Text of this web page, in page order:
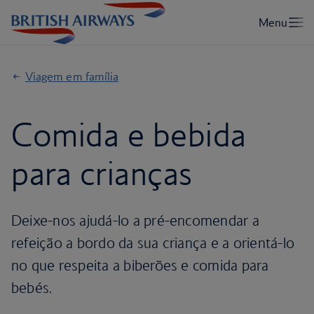
Viagem em família
Comida e bebida
para crianças
Deixe-nos ajudá-lo a pré-encomendar a
refeição a bordo da sua criança e a orientá-lo
no que respeita a biberões e comida para
bebés.